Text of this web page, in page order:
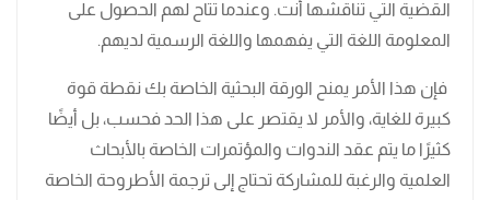
القضية التي تناقشها أنت. وعندما تتاح لهم الحصول على
المعلومة اللغة التي يفهمها واللغة الرسمية لديهم.
فإن هذا الأمر يمنح الورقة البحثية الخاصة بك نقطة قوة
كبيرة للغاية، والأمر لا يقتصر على هذا الحد فحسب، بل أيضًا
كثيرًا ما يتم عقد الندوات والمؤتمرات الخاصة بالأبحاث
العلمية والرغبة للمشاركة تحتاج إلى ترجمة الأطروحة الخاصة